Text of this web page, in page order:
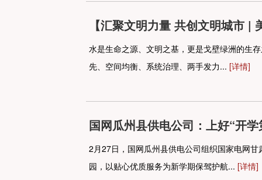
【汇聚文明力量
水是生命之源、文明之基，更是戈壁绿洲的生
先、空间均衡、系统治理、两手发力... [详情]
国网瓜州县供电公司：上好“开
2月27日，国网瓜州县供电公司组织国家电网
园，以贴心优质服务为新学期保驾护航... [详情]